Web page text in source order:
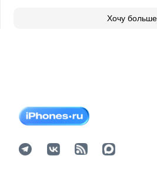
Хочу больше